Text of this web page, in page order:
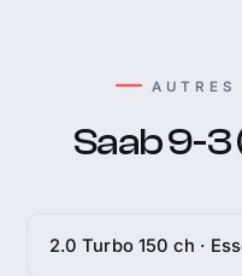
AUTRES
Saab 9-3
2.0 Turbo 150 ch ·